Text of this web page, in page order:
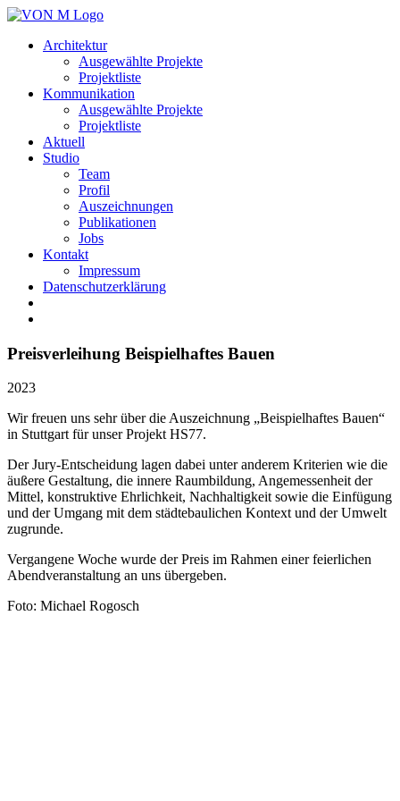
Architektur
Ausgewählte Projekte
Projektliste
Kommunikation
Ausgewählte Projekte
Projektliste
Aktuell
Studio
Team
Profil
Auszeichnungen
Publikationen
Jobs
Kontakt
Impressum
Datenschutzerklärung
Preisverleihung Beispielhaftes Bauen
2023
Wir freuen uns sehr über die Auszeichnung „Beispielhaftes Bauen“
in Stuttgart für unser Projekt HS77.
Der Jury-Entscheidung lagen dabei unter anderem Kriterien wie die
äußere Gestaltung, die innere Raumbildung, Angemessenheit der
Mittel, konstruktive Ehrlichkeit, Nachhaltigkeit sowie die Einfügung
und der Umgang mit dem städtebaulichen Kontext und der Umwelt
zugrunde.
Vergangene Woche wurde der Preis im Rahmen einer feierlichen
Abendveranstaltung an uns übergeben.
Foto: Michael Rogosch